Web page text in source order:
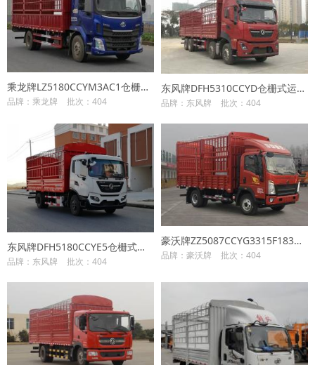
乘龙牌LZ5180CCYM3AC1仓栅式运输车
品牌：乘龙牌 批次：404
东风牌DFH5310CCYD仓栅式运输车
品牌：东风牌 批次：404
东风牌DFH5180CCYE5仓栅式运输车
品牌：东风牌 批次：404
豪沃牌ZZ5087CCYG3315F183仓栅式运输车
品牌：豪沃牌 批次：404